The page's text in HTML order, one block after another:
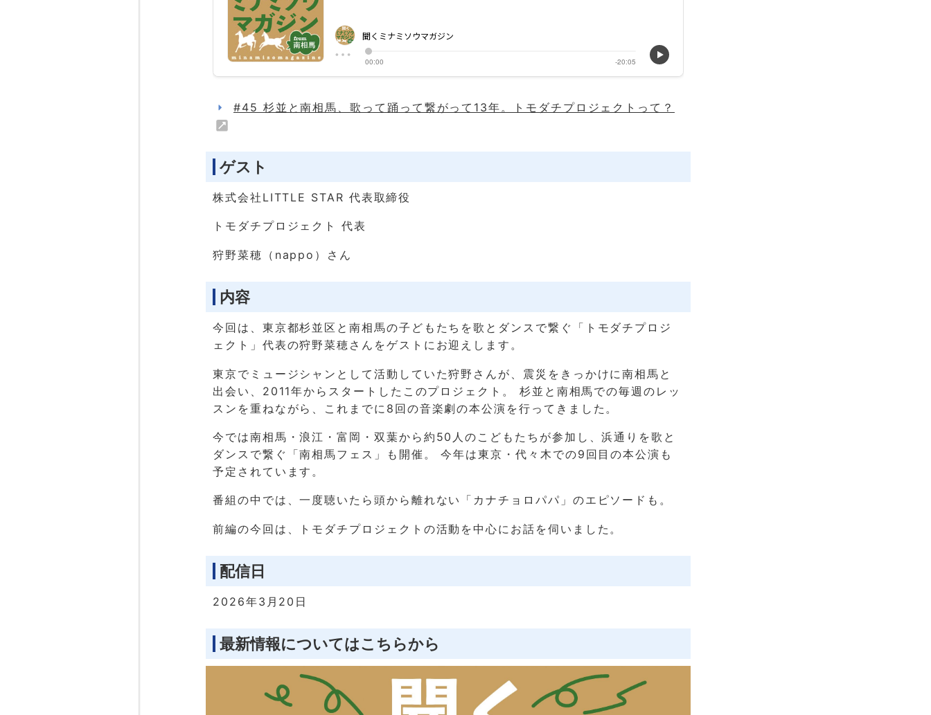
#45 杉並と南相馬、歌って踊って繋がって13年。トモダチプロジェクトって？
ゲスト
株式会社LITTLE STAR 代表取締役
トモダチプロジェクト 代表
狩野菜穂（nappo）さん
内容
今回は、東京都杉並区と南相馬の子どもたちを歌とダンスで繋ぐ「トモダチプロジ
ェクト」代表の狩野菜穂さんをゲストにお迎えします。
東京でミュージシャンとして活動していた狩野さんが、震災をきっかけに南相馬と
出会い、2011年からスタートしたこのプロジェクト。 杉並と南相馬での毎週のレッ
スンを重ねながら、これまでに8回の音楽劇の本公演を行ってきました。
今では南相馬・浪江・富岡・双葉から約50人のこどもたちが参加し、浜通りを歌と
ダンスで繋ぐ「南相馬フェス」も開催。 今年は東京・代々木での9回目の本公演も
予定されています。
番組の中では、一度聴いたら頭から離れない「カナチョロパパ」のエピソードも。
前編の今回は、トモダチプロジェクトの活動を中心にお話を伺いました。
配信日
2026年3月20日
最新情報についてはこちらから